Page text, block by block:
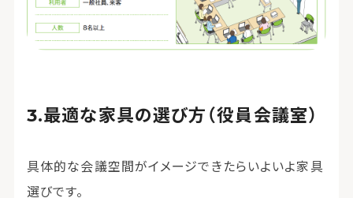
最適な家具の選び方（役員会議室）
具体的な会議空間がイメージできたらいよいよ家具
選びです。